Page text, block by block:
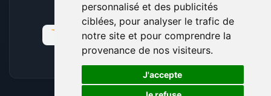
personnalisé et des publicités
ciblées, pour analyser le trafic de
notre site et pour comprendre la
provenance de nos visiteurs.
J'accepte
MOYENS DE PAIEMENT ACCEPTÉS
🍪